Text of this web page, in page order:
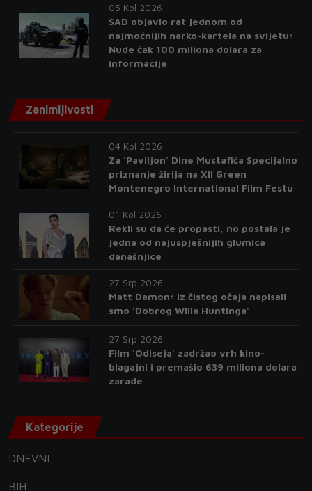
05 Kol 2026
SAD objavio rat jednom od
najmoćnijih narko-kartela na svijetu:
Nude čak 100 miliona dolara za
informacije
Zanimljivosti
04 Kol 2026
Za 'Paviljon' Dine Mustafića Specijalno
priznanje žirija na XII Green
Montenegro International Film Festu
01 Kol 2026
Rekli su da će propasti, no postala je
jedna od najuspješnijih glumica
današnjice
27 Srp 2026
Matt Damon: Iz čistog očaja napisali
smo 'Dobrog Willa Huntinga'
27 Srp 2026
Film 'Odiseja' zadržao vrh kino-
blagajni i premašio 639 miliona dolara
zarade
Kategorije
DNEVNI
BIH